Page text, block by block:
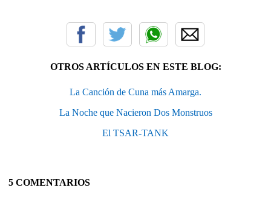
OTROS ARTÍCULOS EN ESTE BLOG:
La Canción de Cuna más Amarga.
La Noche que Nacieron Dos Monstruos
El TSAR-TANK
5 COMENTARIOS